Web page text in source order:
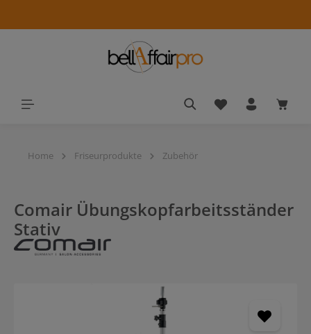
Du hast 0
Home Friseurprodukte Zubehör
Comair Übungskopfarbeitsständer
Stativ